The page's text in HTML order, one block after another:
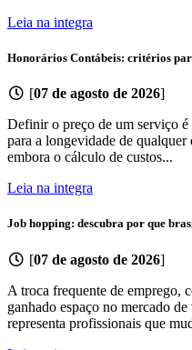
Leia na integra
Honorários Contábeis: critérios
[07 de agosto de 2026]
Definir o preço de um serviço é
para a longevidade de
embora o cálculo de custos...
Leia na integra
Job hopping: descubra por que
[07 de agosto de 2026]
A troca frequente de emprego,
ganhado espaço no mercado
representa profissionais que